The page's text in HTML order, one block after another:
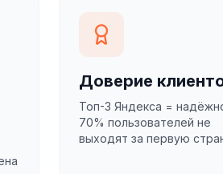
Доверие
Топ-3 Яндекса =
70% пользователей не
выходят за первую